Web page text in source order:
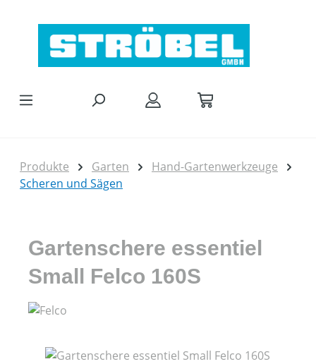
Produkte Garten
Hand-Gartenwerkzeuge
Scheren und Sägen
Gartenschere essentiel
Small Felco 160S
Bildergalerie überspringen